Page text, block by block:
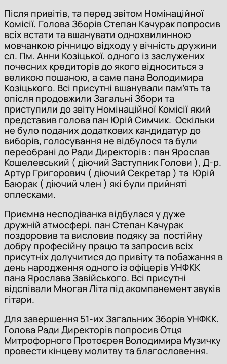
Після привітів, та перед звітом Номінаційної
Комісії, Голова Зборів Степан Качурак попросив
всіх встати та вшанувати однохвилинною
мовчанкою річницю відходу у вічність дружини
сл. Пм. Анни Козіцької, одного із заслужених
почесних кредиторів до якого відноситься з
великою пошаною, а саме пана Володимира
Козіцького. Всі присутні вшанували пам’ять та
опісля продовжили Загальні Збори та
приступили до звіту Номінаційної Комісії який
представив голова пан Юрій Симчик. Оскільки
не було поданих додаткових кандидатур до
виборів, голосування не відбулося та були
переобрані до Ради Директорів : пан Ярослав
Кошелевський ( діючий Заступник Голови ), Д-р.
Артур Григорович ( діючий Секретар ) та Юрій
Баюрак ( діючий член ) які були прийняті
оплесками.
Приємна несподіванка відбулася у дуже
дружній атмосфері, пан Степан Качурак
поздоровив та висловив подяку за постійну
добру професійну працю та запросив всіх
присутніх долучитися до привіту та побажання в
день народження одного із офіцерів УНФКК
пана Ярослава Завійського. Всі присутні
відспівали Многая Літа під акомпанемент звуків
гітари.
Для завершення 51-их Загальних Зборів УНФКК,
Голова Ради Директорів попросив Отця
Митрофорного Протоєрея Володимира Музичку
провести кінцеву молитву та благословення.